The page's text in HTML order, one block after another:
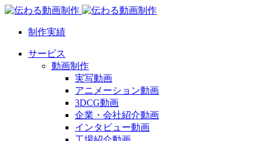
制作実績
サービス
動画制作
実写動画
アニメーション動画
3DCG動画
企業・会社紹介動画
インタビュー動画